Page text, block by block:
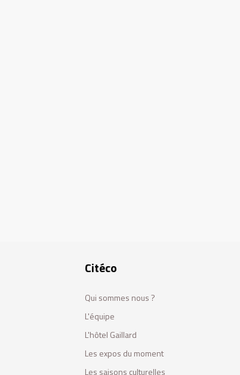
Citéco
Qui sommes nous ?
L'équipe
L'hôtel Gaillard
Les expos du moment
Les saisons culturelles